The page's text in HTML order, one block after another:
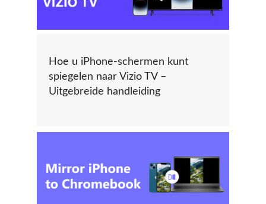
Hoe u iPhone-schermen kunt
spiegelen naar Vizio TV –
Uitgebreide handleiding